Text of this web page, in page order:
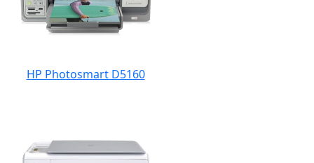
HP Photosmart D5160